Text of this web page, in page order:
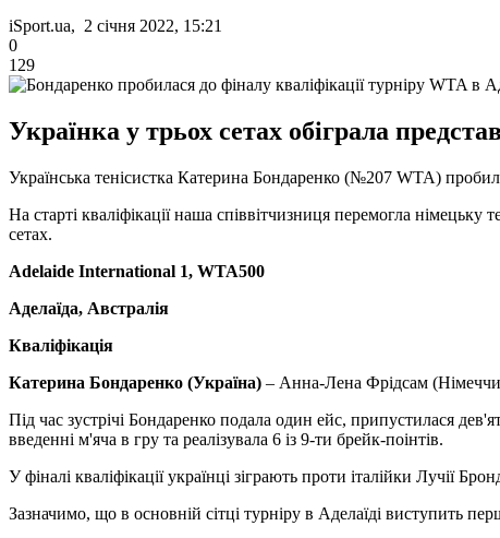
iSport.ua, 2 січня 2022, 15:21
0
129
Українка у трьох сетах обіграла
Українська тенісистка Катерина Бондаренко (№207 WTA)
На старті кваліфікації наша співвітчизниця перемогла
сетах.
Adelaide International 1, WTA500
Аделаїда, Австралія
Кваліфікація
Катерина Бондаренко (Україна) – Анна-Лена Фрідсам
Під час зустрічі Бондаренко подала один ейс, припустилася
введенні м'яча в гру та реалізувала 6 із 9-ти брейк-поінтів.
У фіналі кваліфікації українці зіграють проти італійки Лучії
Зазначимо, що в основній сітці турніру в Аделаїді виступить